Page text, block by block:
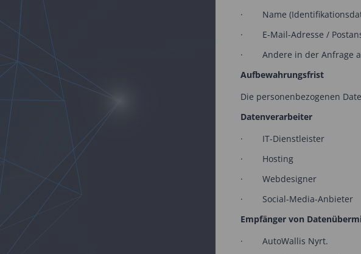
· Name
· E-Mail-Adresse /
· Andere in der Anfrage
Aufbewahrungsfrist
Die personenbezogenen
Datenverarbeiter
· IT-Dienstleister
· Hosting
· Webdesigner
· Social-Media-Anbieter
Empfänger von
· AutoWallis Nyrt.